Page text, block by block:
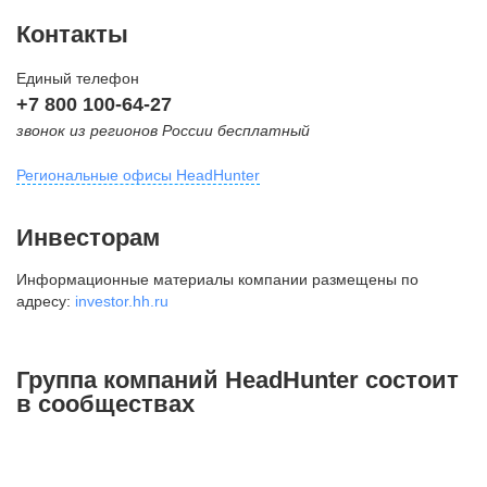
Контакты
Единый телефон
+7 800 100-64-27
звонок из регионов России бесплатный
Региональные офисы HeadHunter
внутригородская территория
Муниципальный округ Тверской,
2-я Брестская ул., д. 48,
+7 495 980-64-27
Инвесторам
Информационные материалы компании размещены по
адресу: investor.hh.ru
Группа компаний HeadHunter состоит
в сообществах